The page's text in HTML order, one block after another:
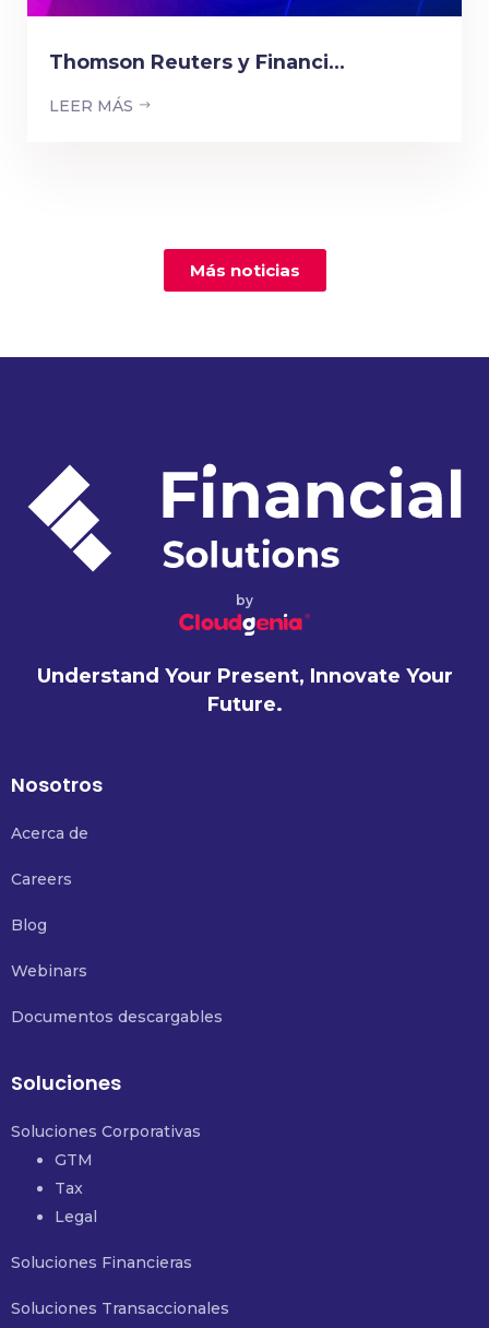
Thomson Reuters y Financi...
LEER MÁS
Más noticias
by
Understand Your Present, Innovate Your
Future.
Nosotros
Acerca de
Careers
Blog
Webinars
Documentos descargables
Soluciones
Soluciones Corporativas
GTM
Tax
Legal
Soluciones Financieras
Soluciones Transaccionales